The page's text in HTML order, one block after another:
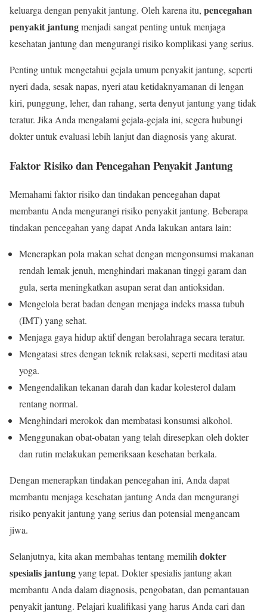
keluarga dengan penyakit jantung. Oleh karena itu, pencegahan
penyakit jantungmenjadi sangat penting untuk menjaga
kesehatan jantung dan mengurangi risiko komplikasi yang serius.
Penting untuk mengetahui gejala umum penyakit jantung, seperti
nyeri dada, sesak napas, nyeri atau ketidaknyamanan di lengan
kiri, punggung, leher, dan rahang, serta denyut jantung yang tidak
teratur. Jika Anda mengalami gejala-gejala ini, segera hubungi
dokter untuk evaluasi lebih lanjut dan diagnosis yang akurat.
Faktor Risiko dan Pencegahan Penyakit Jantung
Memahami faktor risiko dan tindakan pencegahan dapat
membantu Anda mengurangi risiko penyakit jantung. Beberapa
tindakan pencegahan yang dapat Anda lakukan antara lain:
Menerapkan pola makan sehat dengan mengonsumsi makanan
rendah lemak jenuh, menghindari makanan tinggi garam dan
gula, serta meningkatkan asupan serat dan antioksidan.
Mengelola berat badan dengan menjaga indeks massa tubuh
(IMT) yang sehat.
Menjaga gaya hidup aktif dengan berolahraga secara teratur.
Mengatasi stres dengan teknik relaksasi, seperti meditasi atau
yoga.
Mengendalikan tekanan darah dan kadar kolesterol dalam
rentang normal.
Menghindari merokok dan membatasi konsumsi alkohol.
Menggunakan obat-obatan yang telah diresepkan oleh dokter
dan rutin melakukan pemeriksaan kesehatan berkala.
Dengan menerapkan tindakan pencegahan ini, Anda dapat
membantu menjaga kesehatan jantung Anda dan mengurangi
risiko penyakit jantung yang serius dan potensial mengancam
jiwa.
Selanjutnya, kita akan membahas tentang memilihdokter
spesialis jantungyang tepat. Dokter spesialis jantung akan
membantu Anda dalam diagnosis, pengobatan, dan pemantauan
penyakit jantung. Pelajari kualifikasi yang harus Anda cari dan